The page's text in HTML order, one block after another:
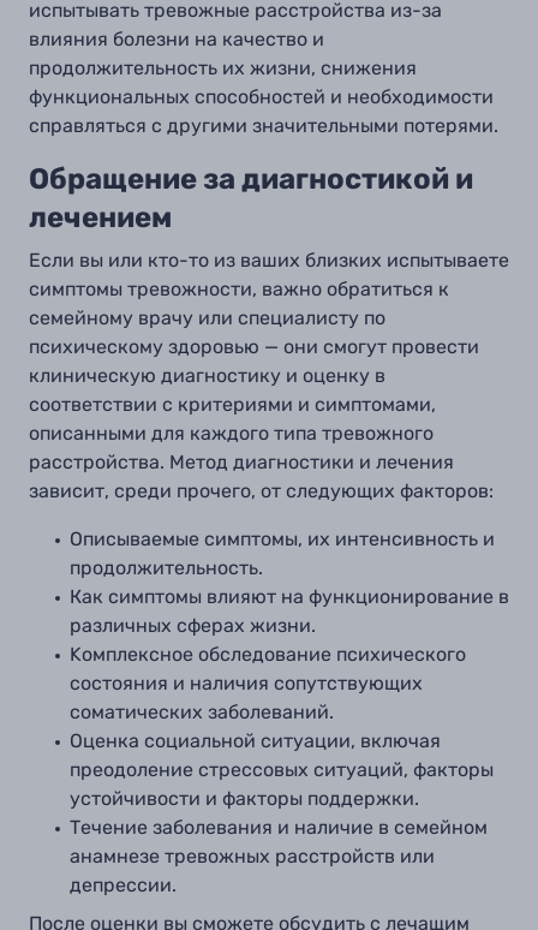
испытывать тревожные расстройства из-за
влияния болезни на качество и
продолжительность их жизни, снижения
функциональных способностей и необходимости
справляться с другими значительными потерями.
Обращение за диагностикой и
лечением
Если вы или кто-то из ваших близких испытываете
симптомы тревожности, важно обратиться к
семейному врачу или специалисту по
психическому здоровью — они смогут провести
клиническую диагностику и оценку в
соответствии с критериями и симптомами,
описанными для каждого типа тревожного
расстройства. Метод диагностики и лечения
зависит, среди прочего, от следующих факторов:
Описываемые симптомы, их интенсивность и
продолжительность.
Как симптомы влияют на функционирование в
различных сферах жизни.
Kомплексное обследование психического
состояния и наличия сопутствующих
соматических заболеваний.
Оценка социальной ситуации, включая
преодоление стрессовых ситуаций, факторы
устойчивости и факторы поддержки.
Течение заболевания и наличие в семейном
анамнезе тревожных расстройств или
депрессии.
После оценки вы сможете обсудить с лечащим